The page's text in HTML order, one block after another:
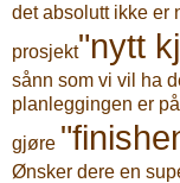
det absolutt ikke er
prosjekt"nytt
sånn som vi vil ha
planleggingen er
gjøre
Ønsker dere en